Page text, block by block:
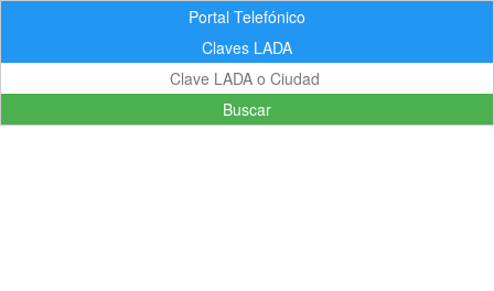
Portal Telefónico
Claves LADA
Buscar